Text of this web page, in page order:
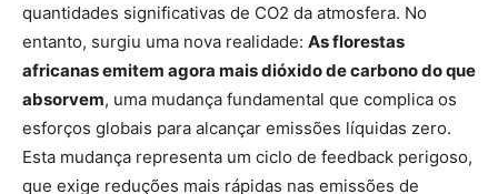
quantidades significativas de CO2 da atmosfera. No
entanto, surgiu uma nova realidade: As florestas
africanas emitem agora mais dióxido de carbono do que
absorvem, uma mudança fundamental que complica os
esforços globais para alcançar emissões líquidas zero.
Esta mudança representa um ciclo de feedback perigoso,
que exige reduções mais rápidas nas emissões de